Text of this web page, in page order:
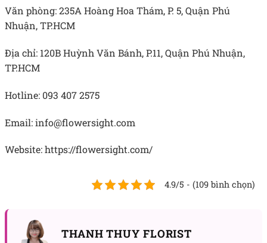
Văn phòng: 235A Hoàng Hoa Thám, P. 5, Quận Phú
Nhuận, TP.HCM
Địa chỉ: 120B Huỳnh Văn Bánh, P.11, Quận Phú Nhuận,
TP.HCM
Hotline: 093 407 2575
Email: info@flowersight.com
Website: https://flowersight.com/
4.9/5 - (109 bình chọn)
THANH THUY FLORIST